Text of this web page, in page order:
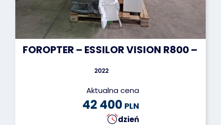
FOROPTER – ESSILOR VISION R800 –
2022
Aktualna cena
42 400 PLN
dzień